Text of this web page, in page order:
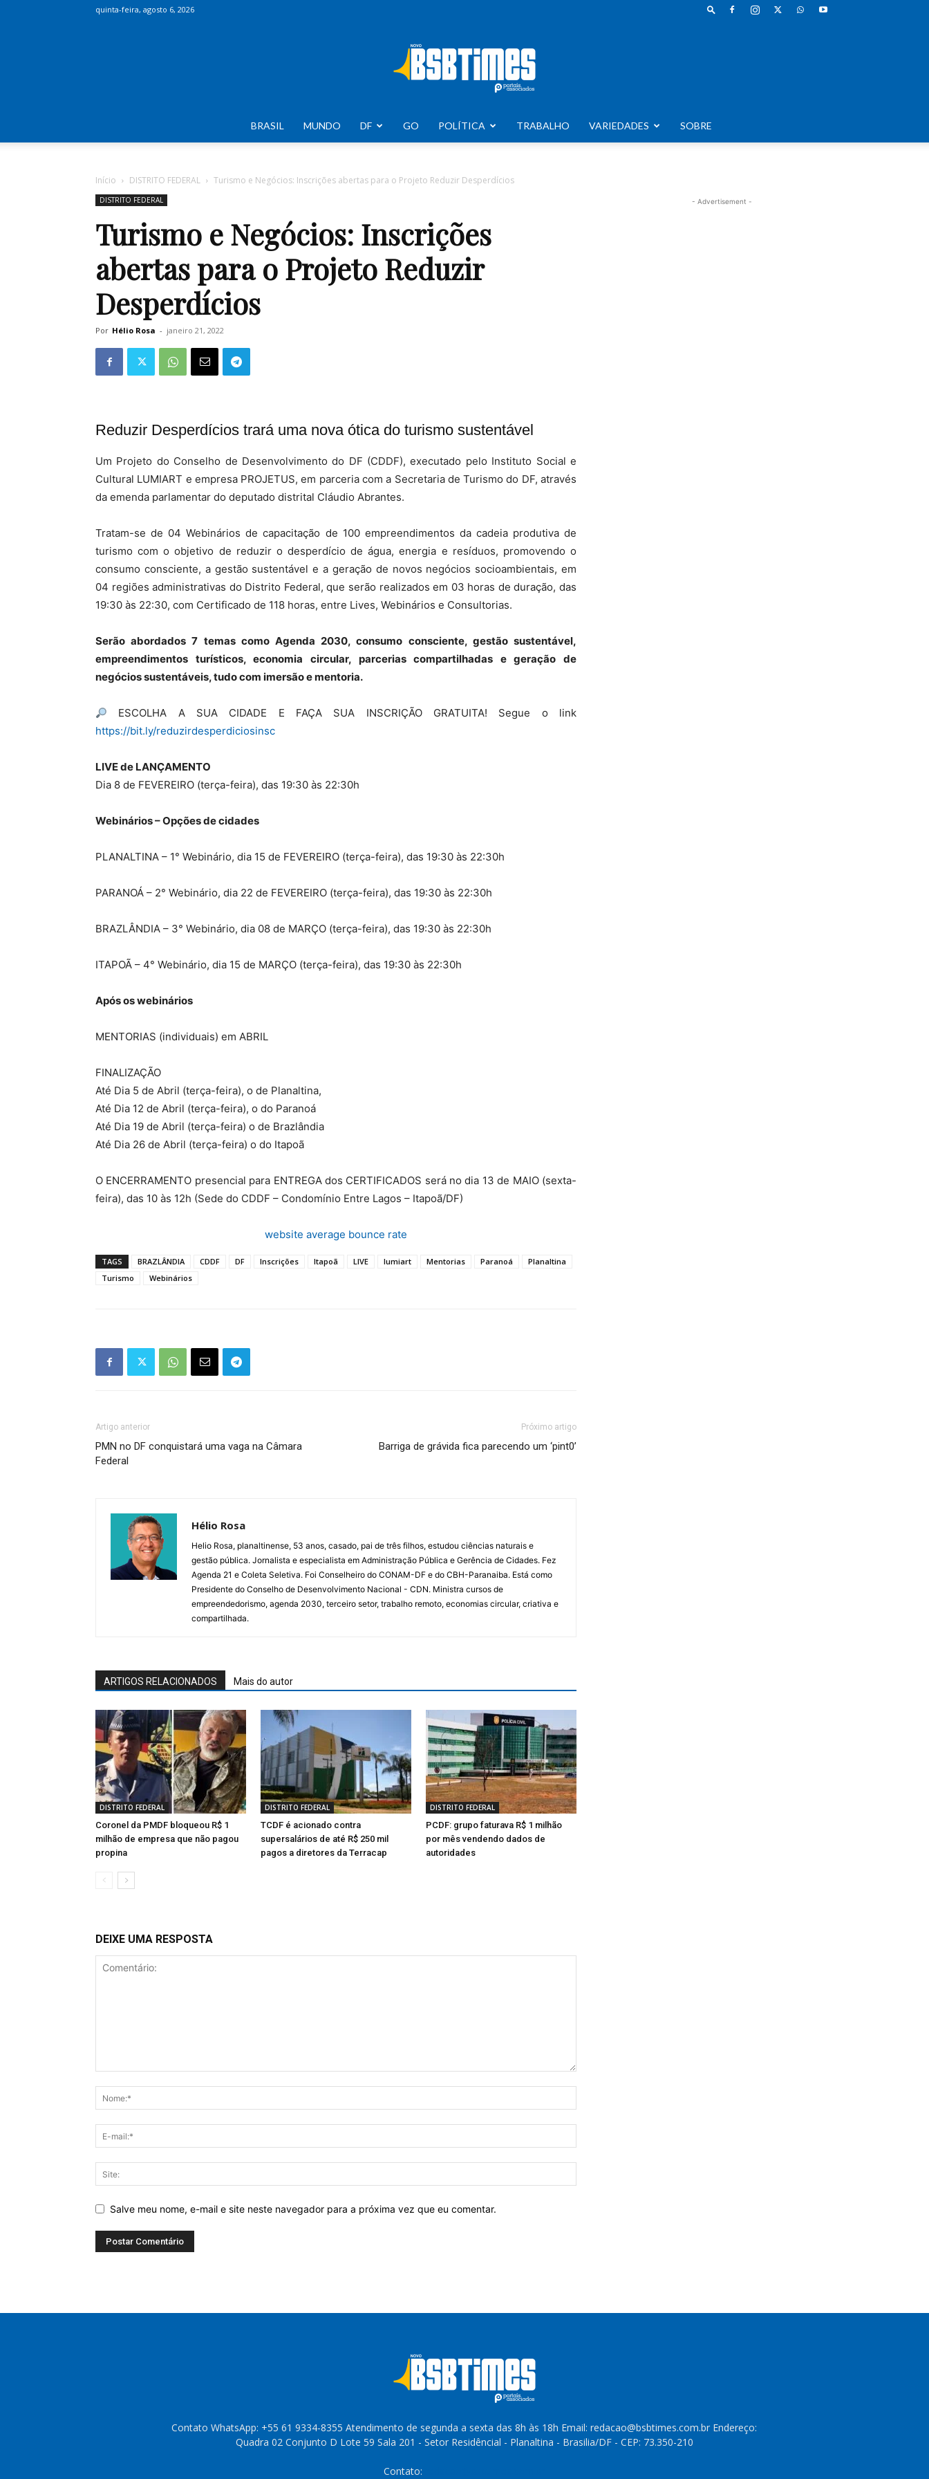
quinta-feira, agosto 6, 2026
Times
BRASIL MUNDO DF GO POLÍTICA TRABALHO VARIEDADES SOBRE
Início DISTRITO FEDERAL Turismo e Negócios: Inscrições abertas para o Projeto Reduzir Desperdícios
DISTRITO FEDERAL
Turismo e Negócios: Inscrições
abertas para o Projeto Reduzir
Desperdícios
Por Hélio Rosa - janeiro 21, 2022
Reduzir Desperdícios trará uma nova ótica do turismo sustentável
Um Projeto do Conselho de Desenvolvimento do DF (CDDF), executado pelo Instituto Social e
Cultural LUMIART e empresa PROJETUS, em parceria com a Secretaria de Turismo do DF, através
da emenda parlamentar do deputado distrital Cláudio Abrantes.
Tratam-se de 04 Webinários de capacitação de 100 empreendimentos da cadeia produtiva de
turismo com o objetivo de reduzir o desperdício de água, energia e resíduos, promovendo o
consumo consciente, a gestão sustentável e a geração de novos negócios socioambientais, em
04 regiões administrativas do Distrito Federal, que serão realizados em 03 horas de duração, das
19:30 às 22:30, com Certificado de 118 horas, entre Lives, Webinários e Consultorias.
Serão abordados 7 temas como Agenda 2030, consumo consciente, gestão sustentável,
empreendimentos turísticos, economia circular, parcerias compartilhadas e geração de
negócios sustentáveis, tudo com imersão e mentoria.
ESCOLHA A SUA CIDADE E FAÇA SUA INSCRIÇÃO GRATUITA! Segue o link
https://bit.ly/reduzirdesperdiciosinsc
LIVE de LANÇAMENTO
Dia 8 de FEVEREIRO (terça-feira), das 19:30 às 22:30h
Webinários – Opções de cidades
PLANALTINA – 1° Webinário, dia 15 de FEVEREIRO (terça-feira), das 19:30 às 22:30h
PARANOÁ – 2° Webinário, dia 22 de FEVEREIRO (terça-feira), das 19:30 às 22:30h
BRAZLÂNDIA – 3° Webinário, dia 08 de MARÇO (terça-feira), das 19:30 às 22:30h
ITAPOÃ – 4° Webinário, dia 15 de MARÇO (terça-feira), das 19:30 às 22:30h
Após os webinários
MENTORIAS (individuais) em ABRIL
FINALIZAÇÃO
Até Dia 5 de Abril (terça-feira), o de Planaltina,
Até Dia 12 de Abril (terça-feira), o do Paranoá
Até Dia 19 de Abril (terça-feira) o de Brazlândia
Até Dia 26 de Abril (terça-feira) o do Itapoã
O ENCERRAMENTO presencial para ENTREGA dos CERTIFICADOS será no dia 13 de MAIO (sexta-
feira), das 10 às 12h (Sede do CDDF – Condomínio Entre Lagos – Itapoã/DF)
website average bounce rate
TAGS BRAZLÂNDIA CDDF DF Inscrições Itapoã LIVE lumiart Mentorias Paranoá
Planaltina
Turismo
Webinários
Artigo anterior
PMN no DF conquistará uma vaga na Câmara
Federal
Próximo artigo
Barriga de grávida fica parecendo um ‘pint0’
Hélio Rosa
Helio Rosa, planaltinense, 53 anos, casado, pai de três filhos, estudou ciências naturais e
gestão pública. Jornalista e especialista em Administração Pública e Gerência de Cidades. Fez
Agenda 21 e Coleta Seletiva. Foi Conselheiro do CONAM-DF e do CBH-Paranaiba. Está como
Presidente do Conselho de Desenvolvimento Nacional - CDN. Ministra cursos de
empreendedorismo, agenda 2030, terceiro setor, trabalho remoto, economias circular, criativa e
compartilhada.
ARTIGOS RELACIONADOS Mais do autor
DISTRITO FEDERAL
Coronel da PMDF bloqueou R$ 1
milhão de empresa que não pagou
propina
DISTRITO FEDERAL
TCDF é acionado contra
supersalários de até R$ 250 mil
pagos a diretores da Terracap
DISTRITO FEDERAL
PCDF: grupo faturava R$ 1 milhão
por mês vendendo dados de
autoridades
DEIXE UMA RESPOSTA
Salve meu nome, e-mail e site neste navegador para a próxima vez que eu comentar.
- Advertisement -
Contato WhatsApp: +55 61 9334-8355 Atendimento de segunda a sexta das 8h às 18h Email: redacao@bsbtimes.com.br Endereço:
Quadra 02 Conjunto D Lote 59 Sala 201 - Setor Residêncial - Planaltina - Brasilia/DF - CEP: 73.350-210
Contato: